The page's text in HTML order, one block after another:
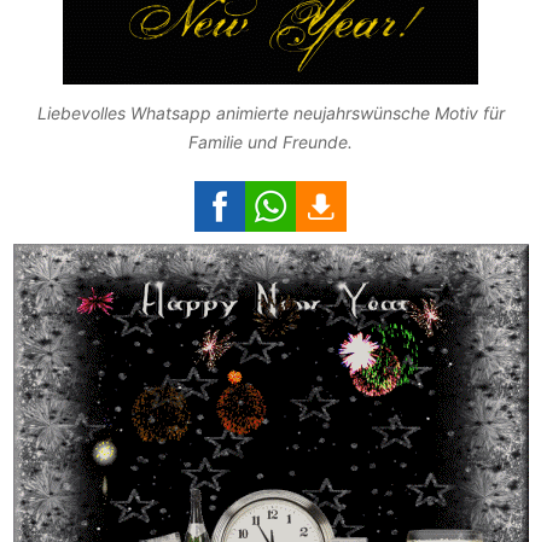
Liebevolles Whatsapp animierte neujahrswünsche Motiv für
Familie und Freunde.